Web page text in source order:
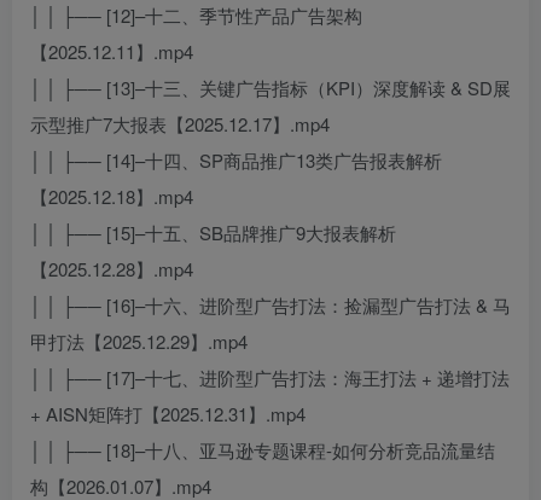
│ │ ├── [12]–十二、季节性产品广告架构
【2025.12.11】.mp4
│ │ ├── [13]–十三、关键广告指标（KPI）深度解读 & SD展
示型推广7大报表【2025.12.17】.mp4
│ │ ├── [14]–十四、SP商品推广13类广告报表解析
【2025.12.18】.mp4
│ │ ├── [15]–十五、SB品牌推广9大报表解析
【2025.12.28】.mp4
│ │ ├── [16]–十六、进阶型广告打法：捡漏型广告打法 & 马
甲打法【2025.12.29】.mp4
│ │ ├── [17]–十七、进阶型广告打法：海王打法 + 递增打法
+ AISN矩阵打【2025.12.31】.mp4
│ │ ├── [18]–十八、亚马逊专题课程-如何分析竞品流量结
构【2026.01.07】.mp4